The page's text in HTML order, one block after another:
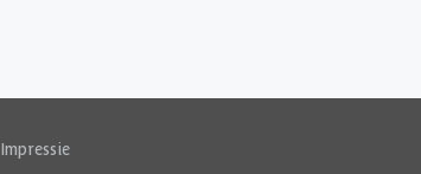
Impressie